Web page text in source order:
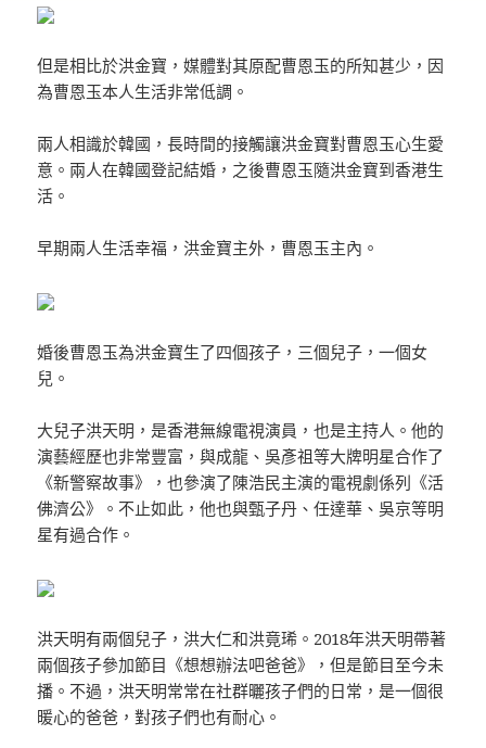
但是相比於洪金寶，媒體對其原配曹恩玉的所知甚少，因
為曹恩玉本人生活非常低調。
兩人相識於韓國，長時間的接觸讓洪金寶對曹恩玉心生愛
意。兩人在韓國登記結婚，之後曹恩玉隨洪金寶到香港生
活。
早期兩人生活幸福，洪金寶主外，曹恩玉主內。
婚後曹恩玉為洪金寶生了四個孩子，三個兒子，一個女
兒。
大兒子洪天明，是香港無線電視演員，也是主持人。他的
演藝經歷也非常豐富，與成龍、吳彥祖等大牌明星合作了
《新警察故事》，也參演了陳浩民主演的電視劇係列《活
佛濟公》。不止如此，他也與甄子丹、任達華、吳京等明
星有過合作。
洪天明有兩個兒子，洪大仁和洪竟琋。2018年洪天明帶著
兩個孩子參加節目《想想辦法吧爸爸》，但是節目至今未
播。不過，洪天明常常在社群曬孩子們的日常，是一個很
暖心的爸爸，對孩子們也有耐心。